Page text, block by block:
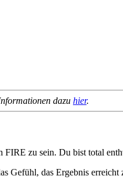
dazu hier.
zu sein. Du bist total
Gefühl, das Ergebnis